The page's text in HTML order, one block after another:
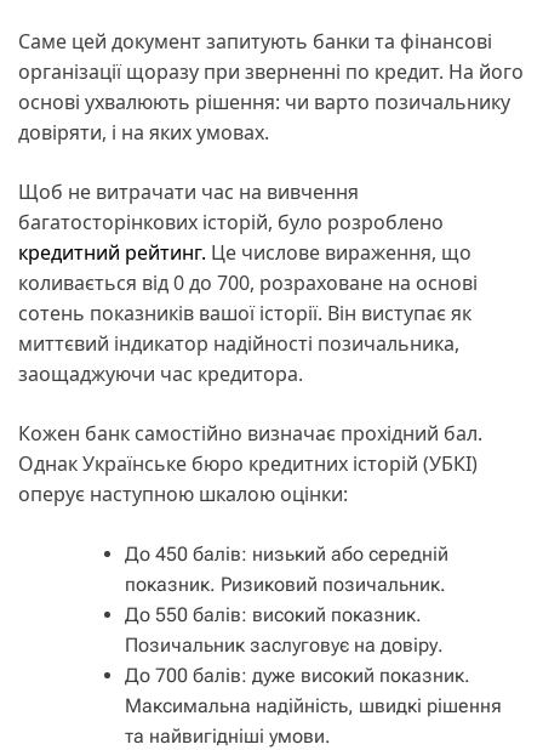
Саме цей документ запитують банки та фінансові
організації щоразу при зверненні по кредит. На його
основі ухвалюють рішення: чи варто позичальнику
довіряти, і на яких умовах.
Щоб не витрачати час на вивчення
багатосторінкових історій, було розроблено
кредитний рейтинг. Це числове вираження, що
коливається від 0 до 700, розраховане на основі
сотень показників вашої історії. Він виступає як
миттєвий індикатор надійності позичальника,
заощаджуючи час кредитора.
Кожен банк самостійно визначає прохідний бал.
Однак Українське бюро кредитних історій (УБКІ)
оперує наступною шкалою оцінки:
До 450 балів: низький або середній
показник. Ризиковий позичальник.
До 550 балів: високий показник.
Позичальник заслуговує на довіру.
До 700 балів: дуже високий показник.
Максимальна надійність, швидкі рішення
та найвигідніші умови.